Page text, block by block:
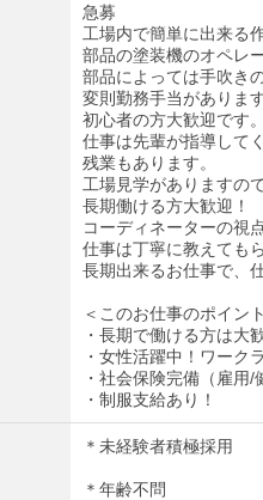
急募
工場内で簡単に出来る
部品の塗装機のオペレ
部品によっては手吹き
変則勤務手当がありま
初心者の方大歓迎です。
仕事は先輩が指導して
残業もあります。
工場見学がありますの
長期働ける方大歓迎！
コーディネーターの視
仕事は丁寧に教えても
長期出来るお仕事で、
＜このお仕事のポイン
・長期で働ける方は大
・女性活躍中！ワーク
・社会保険完備（雇用/
・制服支給あり！
＊未経験者積極採用
＊年齢不問